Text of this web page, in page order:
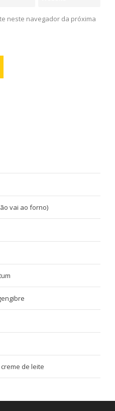
neste navegador da próxima
vai ao forno)
de leite